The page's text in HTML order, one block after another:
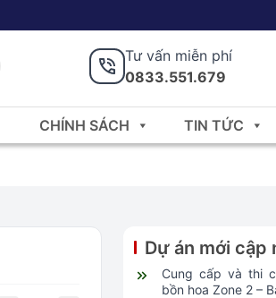
Tư vấn miễn phí
0833.551.679
CHÍNH SÁCH TIN TỨC
Dự án mới cập
Cung cấp và thi
bồn hoa Zone 2 –